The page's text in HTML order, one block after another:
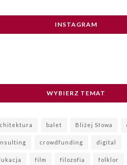
INSTAGRAM
WYBIERZ TEMAT
balet Bliżej Słowa
crowdfunding digital
film filozofia folklor